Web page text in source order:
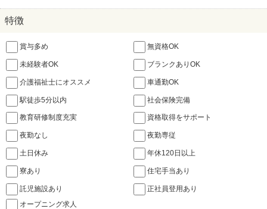
特徴
賞与多め 無資格OK
未経験者OK ブランクありOK
介護福祉士にオススメ 車通勤OK
駅徒歩5分以内 社会保険完備
教育研修制度充実 資格取得をサポート
夜勤なし 夜勤専従
土日休み 年休120日以上
寮あり 住宅手当あり
託児施設あり
正社員登用あり
オープニング求人